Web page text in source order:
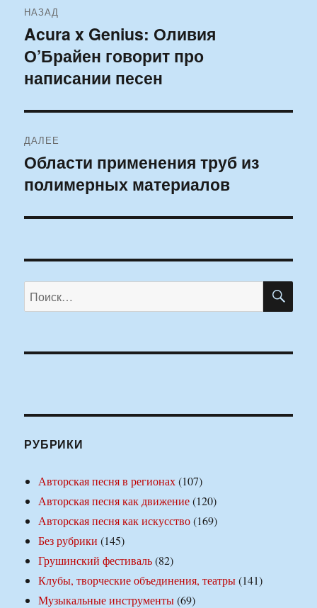
по
записям
НАЗАД
Предыдущая
запись:
Acura x Genius: Оливия
О’Брайен говорит про
написании песен
ДАЛЕЕ
Следующая
запись:
Области применения труб из
полимерных материалов
Искать:
РУБРИКИ
Авторская песня в регионах(107)
Авторская песня как движение(120)
Авторская песня как искусство(169)
Без рубрики (145)
Грушинский фестиваль(82)
Клубы, творческие объединения, театры(141)
Музыкальные инструменты(69)